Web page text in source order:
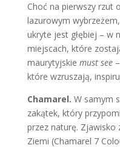
Choć na pierwszy rzut
lazurowym
ukryte jest głębiej – w
miejscach, które
maurytyjskie must see–
które wzruszają,
Chamarel. W samym
zakątek, który
przez naturę. Zjawisko
Ziemi (Chamarel 7